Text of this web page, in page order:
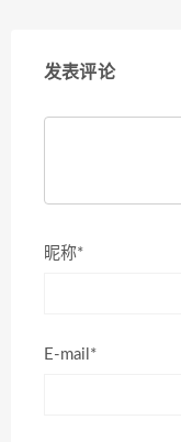
发表评论
昵称*
E-mail*